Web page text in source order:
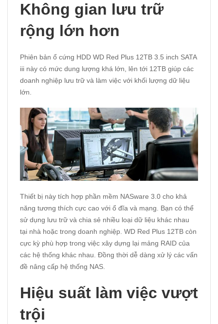
Không gian lưu trữ
rộng lớn hơn
Phiên bản ổ cứng HDD WD Red Plus 12TB 3.5 inch SATA
iii này có mức dung lượng khá lớn, lên tới 12TB giúp các
doanh nghiệp lưu trữ và làm việc với khối lượng dữ liệu
lớn.
Thiết bị này tích hợp phần mềm NASware 3.0 cho khả
năng tương thích cực cao với ổ đĩa và mạng. Bạn có thể
sử dụng lưu trữ và chia sẻ nhiều loại dữ liệu khác nhau
tại nhà hoặc trong doanh nghiệp. WD Red Plus 12TB còn
cực kỳ phù hợp trong việc xây dựng lại mảng RAID của
các hệ thống khác nhau. Đồng thời dễ dàng xử lý các vấn
đề nâng cấp hệ thống NAS.
Hiệu suất làm việc vượt
trội